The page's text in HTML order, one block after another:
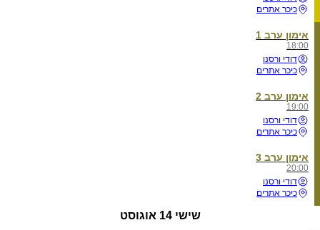
כיכר אתרים
אימון ערב 1
18:00
דודי ורסנו
כיכר אתרים
אימון ערב 2
19:00
דודי ורסנו
כיכר אתרים
אימון ערב 3
20:00
דודי ורסנו
כיכר אתרים
שישי 14 אוגוסט